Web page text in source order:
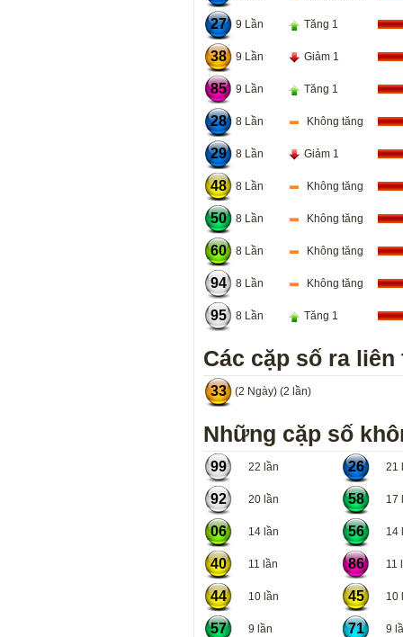
27 9 Lần Tăng 1
38 9 Lần Giảm 1
85 9 Lần Tăng 1
28 8 Lần Không tăng
29 8 Lần Giảm 1
48 8 Lần Không tăng
50 8 Lần Không tăng
60 8 Lần Không tăng
94 8 Lần Không tăng
95 8 Lần Tăng 1
Các cặp số ra liên
33 (2 Ngày) (2 lần)
Những cặp số
99 22 lần 26 21
92 20 lần 58 17
06 14 lần 56 14
40 11 lần 86 11
44 10 lần 45 10
57 9 lần 71 9